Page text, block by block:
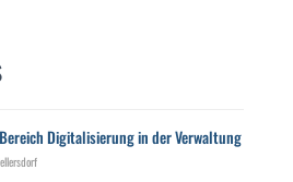
Digitalisierung in der Verwaltung